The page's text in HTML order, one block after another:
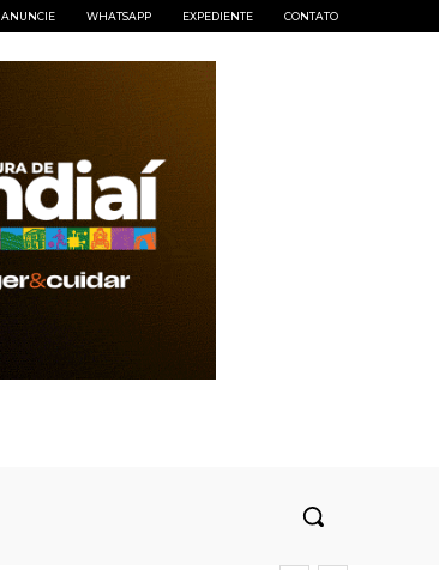
ANUNCIE WHATSAPP EXPEDIENTE CONTATO